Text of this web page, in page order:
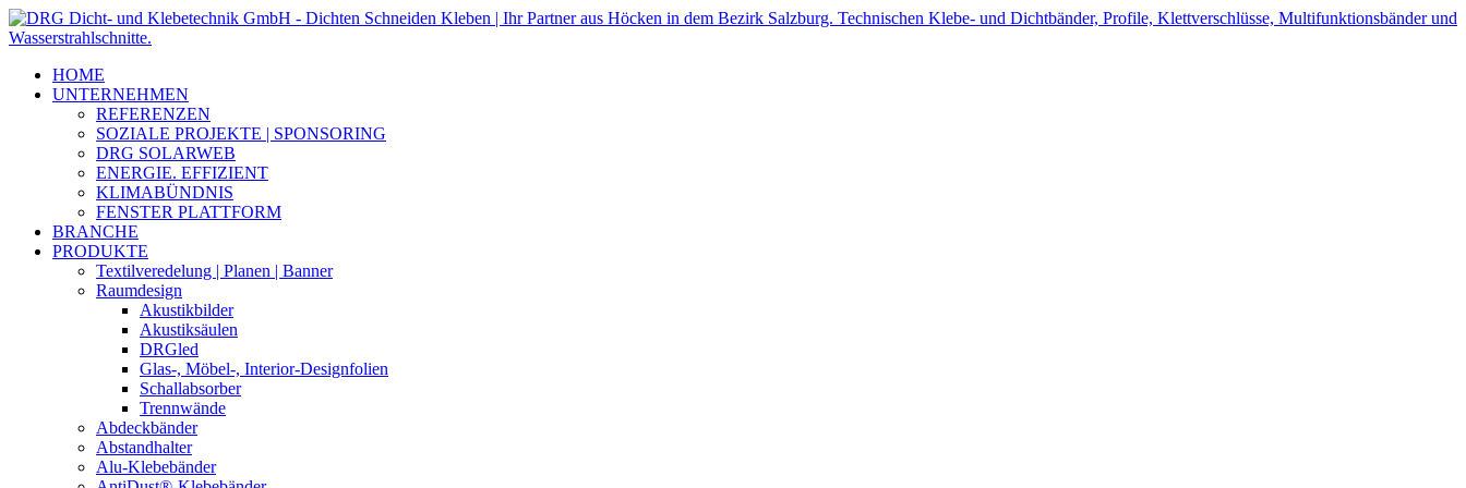
HOME
UNTERNEHMEN
REFERENZEN
SOZIALE PROJEKTE | SPONSORING
DRG SOLARWEB
ENERGIE. EFFIZIENT
KLIMABÜNDNIS
FENSTER PLATTFORM
BRANCHE
PRODUKTE
Textilveredelung | Planen | Banner
Raumdesign
Akustikbilder
Akustiksäulen
DRGled
Glas-, Möbel-, Interior-Designfolien
Schallabsorber
Trennwände
Abdeckbänder
Abstandhalter
Alu-Klebebänder